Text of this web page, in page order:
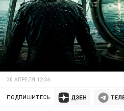
30 АПРЕЛЯ 12:36
ПОДПИШИТЕСЬ: